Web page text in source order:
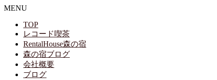
MENU
TOP
レコード喫茶
RentalHouse森の宿
森の宿ブログ
会社概要
ブログ